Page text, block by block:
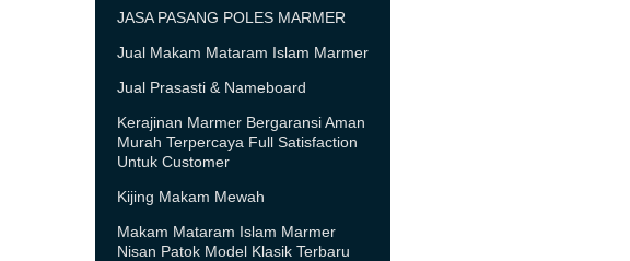
JASA PASANG POLES MARMER
Jual Makam Mataram Islam Marmer
Jual Prasasti & Nameboard
Kerajinan Marmer Bergaransi Aman
Murah Terpercaya Full Satisfaction
Untuk Customer
Kijing Makam Mewah
Makam Mataram Islam Marmer
Nisan Patok Model Klasik Terbaru